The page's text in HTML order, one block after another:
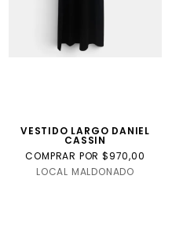
VESTIDO LARGO DANIEL
CASSIN
COMPRAR POR $970,00
LOCAL MALDONADO